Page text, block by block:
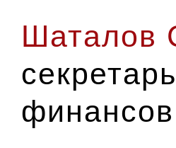
Шаталов